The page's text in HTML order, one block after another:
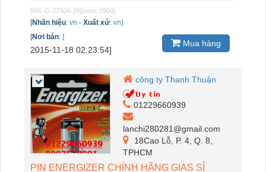
[Mã: G-27304-39][xem: 2904]
[Nhãn hiệu: vn - Xuất xứ: vn]
[Nơi bán: ]
2015-11-18 02:23:54]
Mua hàng
công ty Thanh Thuận
01229660939
lanchi280281@gmail.com
18Cao Lỗ, P. 4, Q. 8,
TPHCM
PIN ENERGIZER CHÍNH HÃNG GIAS SỈ